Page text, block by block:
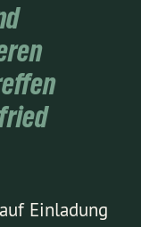
Einladung